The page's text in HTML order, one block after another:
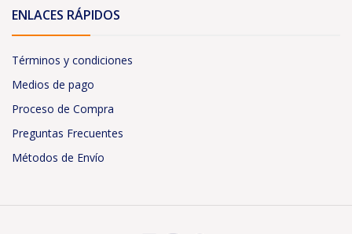
ENLACES RÁPIDOS
Términos y condiciones
Medios de pago
Proceso de Compra
Preguntas Frecuentes
Métodos de Envío